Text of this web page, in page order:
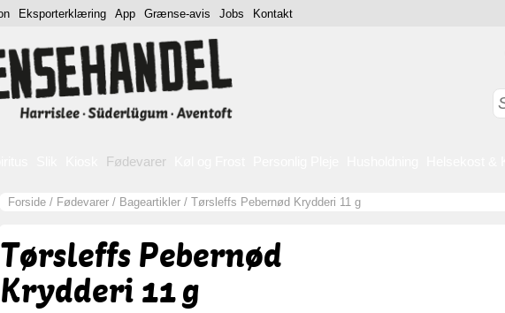
Fødevarer
Forside / Fødevarer / Bageartikler / Tørsleffs Pebernød Krydderi 11 g
Tørsleffs Pebernød
Krydderi 11 g
Eksporterklæring App Grænse-avis Jobs Kontakt